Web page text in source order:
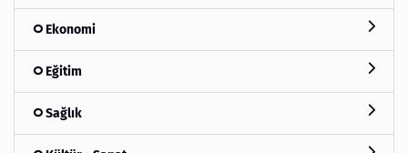
Ekonomi
Eğitim
Sağlık